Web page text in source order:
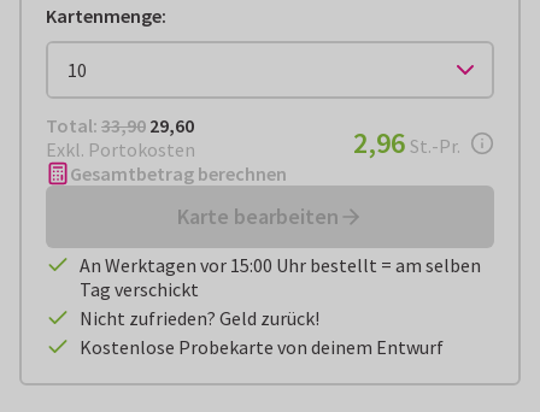
Kartenmenge:
Total: € 29,60
Total: 33,90 29,60
Exkl. Portokosten
€ 2,96pro Stück
2,96 St.-Pr.
Gesamtbetrag berechnen
Karte bearbeiten
An Werktagen vor 15:00 Uhr bestellt = am selben
Tag verschickt
Nicht zufrieden? Geld zurück!
Kostenlose Probekarte von deinem Entwurf